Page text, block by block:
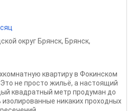
округ Брянск, Брянск,
квартиру в Фокинском
не просто жильё, а настоящий
квадратный метр продуман до
никаких проходных